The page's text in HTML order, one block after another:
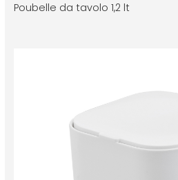
Poubelle da tavolo 1,2 lt